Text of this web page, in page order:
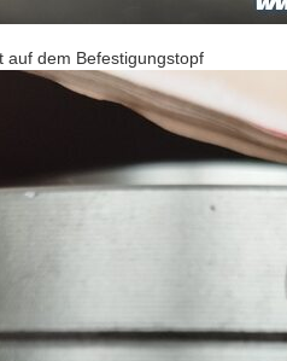
auf dem Befestigungstopf